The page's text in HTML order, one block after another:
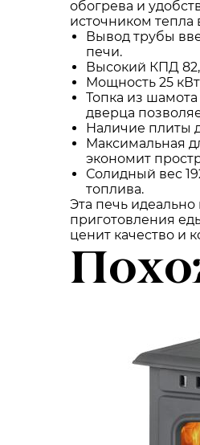
обогрева и
источником тепла
Вывод трубы
печи.
Высокий КПД
Мощность 25
Топка из
дверца
Наличие плиты
Максимальная
экономит
Солидный вес
топлива.
Эта печь
приготовления
ценит качество и